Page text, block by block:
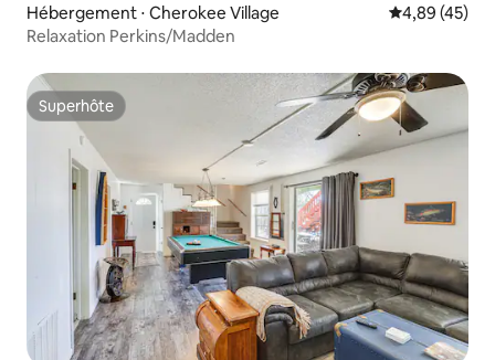
Hébergement ⋅ Cherokee Village Évaluation
4,89 (45)
Relaxation Perkins/Madden
Superhôte
Superhôte